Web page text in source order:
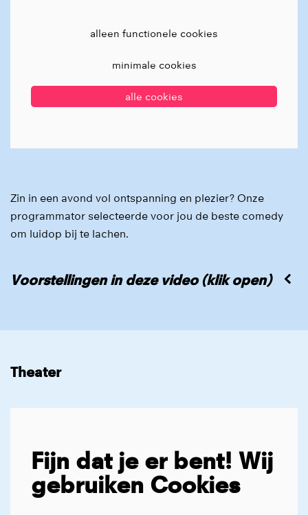
alleen functionele cookies
minimale cookies
alle cookies
Zin in een avond vol ontspanning en plezier? Onze
programmator selecteerde voor jou de beste comedy
om luidop bij te lachen.
Voorstellingen in deze video (klik open)
Theater
Fijn dat je er bent! Wij
gebruiken Cookies